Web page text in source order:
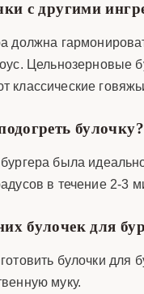
с другими
должна
Цельнозерновые
классические
булочку?
была
в течение 2-3
булочек для
булочки для
муку.